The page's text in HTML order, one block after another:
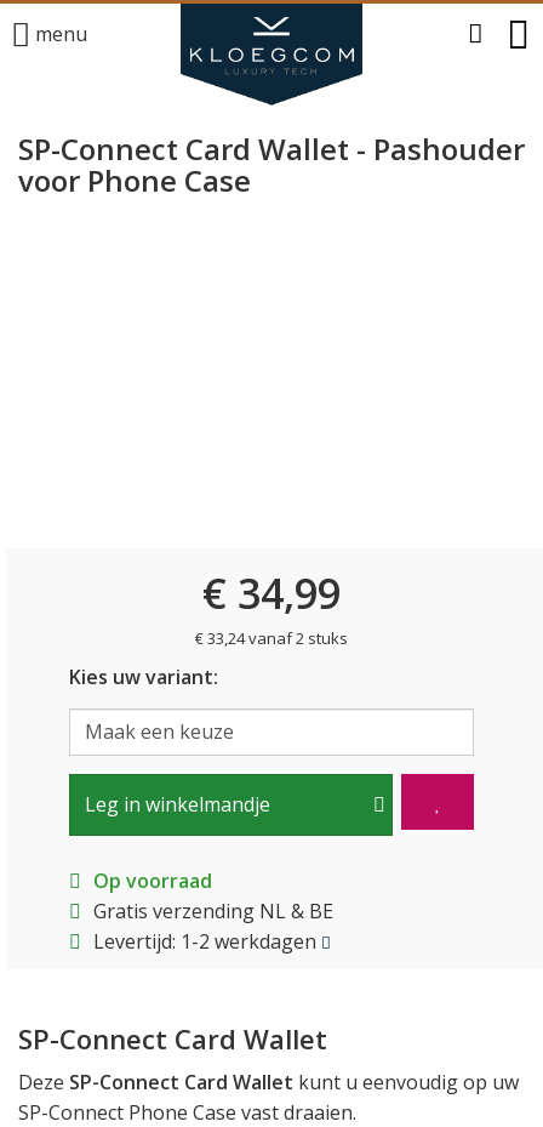
menu
SP-Connect Card Wallet - Pashouder
voor Phone Case
€ 34,99
€ 33,24 vanaf 2 stuks
Kies uw variant:
Leg in winkelmandje
Op voorraad
Gratis verzending NL & BE
Levertijd: 1-2 werkdagen
SP-Connect Card Wallet
Deze SP-Connect Card Wallet kunt u eenvoudig op uw
SP-Connect Phone Case vast draaien.